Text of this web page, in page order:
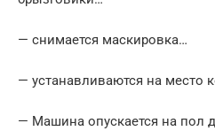
— снимается маскировка…
— устанавливаются на место
— Машина опускается на пол